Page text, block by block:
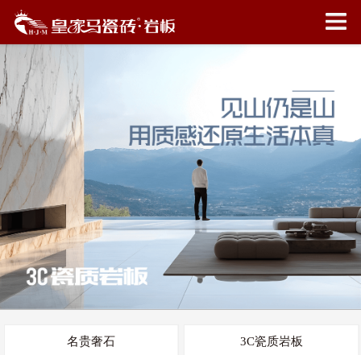
名贵奢石 3C瓷质岩板